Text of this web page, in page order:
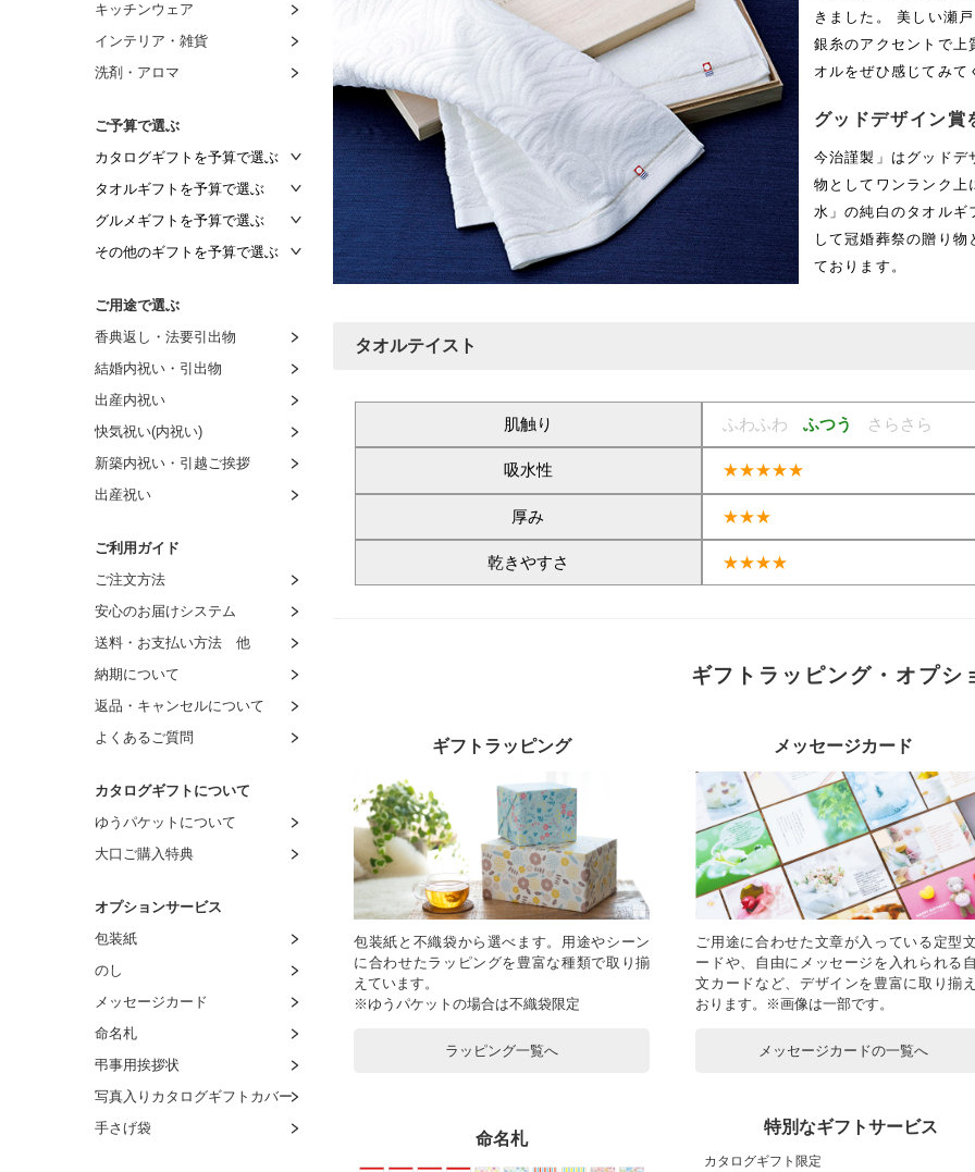
キッチンウェア
インテリア・雑貨
洗剤・アロマ
ご予算で選ぶ
カタログギフトを予算で選ぶ
～2,000円
～2,500円
～3,000円
～4,000円
～4,500円
～5,000円
～6,000円
～9,000円
～11,000円
～16,000円
～21,000円
タオルギフトを予算で選ぶ
～1,000円
～1,500円
～3,000円
～4,000円
～5,000円
～6,000円
～7,000円
～8,000円
8,001円～
グルメギフトを予算で選ぶ
～1,000円
～2,000円
～3,000円
～4,000円
～5,000円
～6,000円
～7,000円
～8,000円
8,001円～
その他のギフトを予算で選ぶ
～1,500円
～2,000円
～3,000円
～4,000円
～5,000円
～6,000円
～7,000円
～8,000円
ご用途で選ぶ
香典返し・法要引出物
結婚内祝い・引出物
出産内祝い
快気祝い(内祝い)
新築内祝い・引越ご挨拶
出産祝い
ご利用ガイド
ご注文方法
安心のお届けシステム
送料・お支払い方法 他
納期について
返品・キャンセルについて
よくあるご質問
カタログギフトについて
ゆうパケットについて
大口ご購入特典
オプションサービス
包装紙
のし
メッセージカード
命名札
弔事用挨拶状
写真入りカタログギフトカバー
手さげ袋
きました。 美しい瀬
銀糸のアクセントで
オルをぜひ感じてみて
グッドデザイン賞
今治謹製」はグッド
物としてワンランク
水」の純白のタオル
して冠婚葬祭の贈り
ております。
タオルテイスト
肌触り ふわふわ ふつう さらさら
吸水性 ★★★★★
厚み ★★★
乾きやすさ ★★★★
ギフトラッピング・オプシ
ギフトラッピング
包装紙と不織袋から選べます。用途やシーン
に合わせたラッピングを豊富な種類で取り揃
えています。
※ゆうパケットの場合は不織袋限定
ラッピング一覧へ
メッセージカード
ご用途に合わせた文章が入っている定型
ードや、自由にメッセージを入れられる
文カードなど、デザインを豊富に取り揃
おります。※画像は一部です。
メッセージカードの一覧へ
命名札
特別なギフトサービス
カタログギフト限定